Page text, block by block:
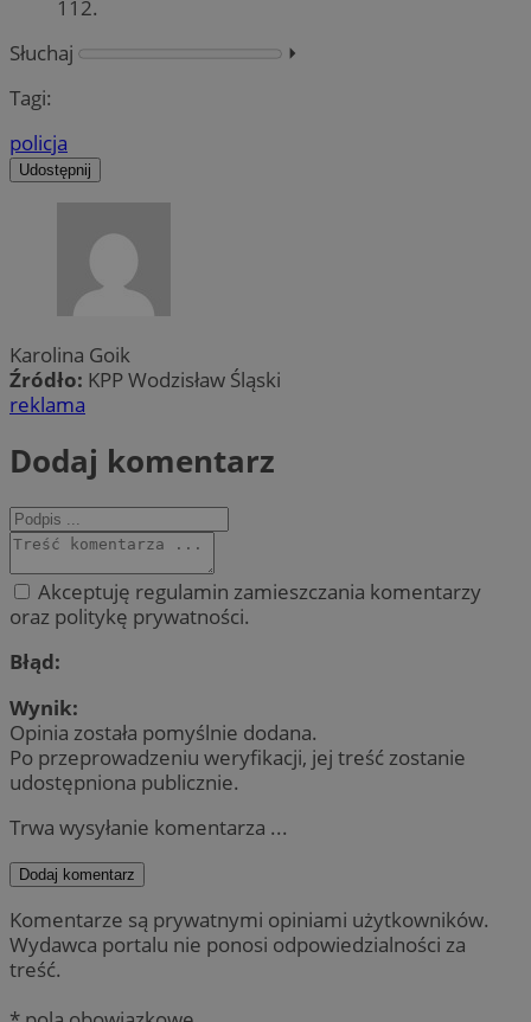
112.
Słuchaj
⏵︎
Tagi:
policja
Udostępnij
Karolina Goik
Źródło: KPP Wodzisław Śląski
reklama
Dodaj komentarz
Akceptuję regulamin zamieszczania komentarzy
oraz politykę prywatności.
Błąd:
Wynik:
Opinia została pomyślnie dodana.
Po przeprowadzeniu weryfikacji, jej treść zostanie
udostępniona publicznie.
Trwa wysyłanie komentarza ...
Dodaj komentarz
Komentarze są prywatnymi opiniami użytkowników.
Wydawca portalu nie ponosi odpowiedzialności za
treść.